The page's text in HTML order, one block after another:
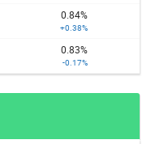
0.84%
+0.38%
0.83%
-0.17%